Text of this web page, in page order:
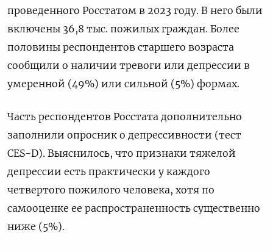
проведенного Росстатом в 2023 году. В него были
включены 36,8 тыс. пожилых граждан. Более
половины респондентов старшего возраста
сообщили о наличии тревоги или депрессии в
умеренной (49%) или сильной (5%) формах.
Часть респондентов Росстата дополнительно
заполнили опросник о депрессивности (тест
CES-D). Выяснилось, что признаки тяжелой
депрессии есть практически у каждого
четвертого пожилого человека, хотя по
самооценке ее распространенность существенно
ниже (5%).